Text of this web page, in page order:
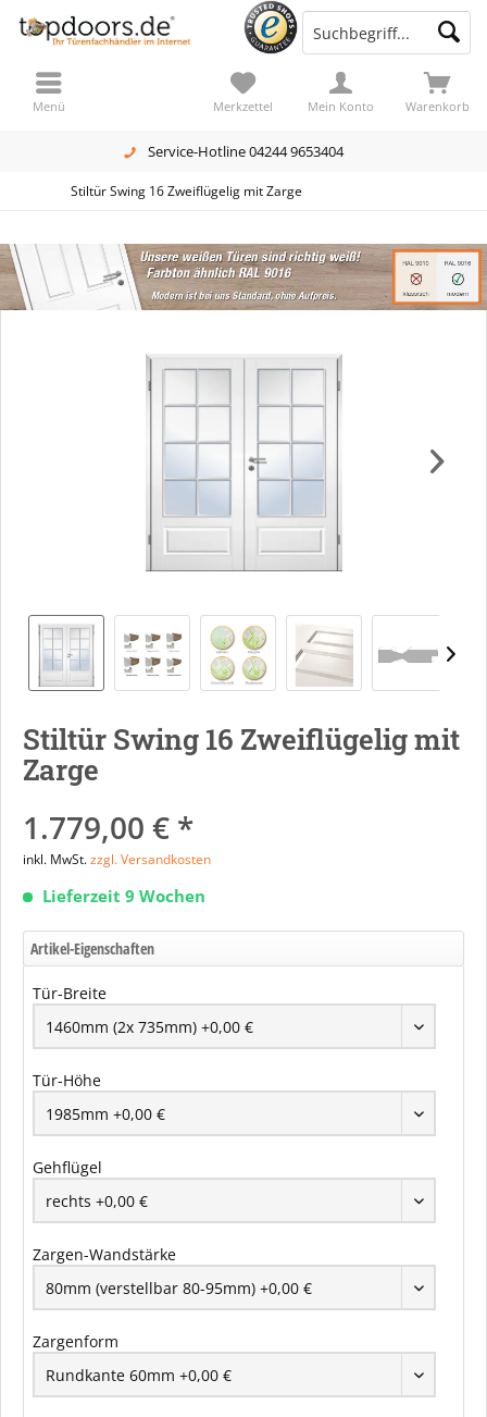
Service-Hotline 04244 9653404
Warenkorb
Merkzettel Mein Konto
Menü
Stiltür Swing 16 Zweiflügelig mit Zarge
Stiltür Swing 16 Zweiflügelig mit
Zarge
1.779,00 € *
inkl. MwSt.zzgl. Versandkosten
Lieferzeit 9 Wochen
Artikel-Eigenschaften
Tür-Breite
Tür-Höhe
Gehflügel
Zargen-Wandstärke
Zargenform